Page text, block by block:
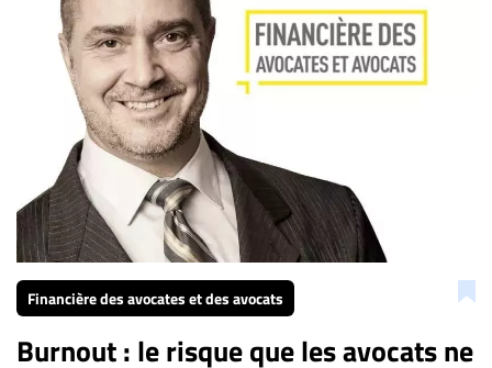
Financière des avocates et des avocats
Burnout : le risque que les avocats ne